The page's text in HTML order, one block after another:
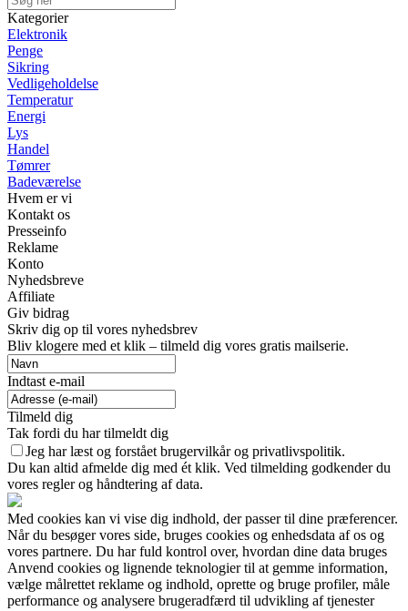
Kategorier
Elektronik
Penge
Sikring
Vedligeholdelse
Temperatur
Energi
Lys
Handel
Tømrer
Badeværelse
Hvem er vi
Kontakt os
Presseinfo
Reklame
Konto
Nyhedsbreve
Affiliate
Giv bidrag
Skriv dig op til vores nyhedsbrev
Bliv klogere med et klik – tilmeld dig vores gratis mailserie.
Indtast e-mail
Tilmeld dig
Tak fordi du har tilmeldt dig
Jeg har læst og forstået brugervilkår og privatlivspolitik.
Du kan altid afmelde dig med ét klik. Ved tilmelding godkender du
vores regler og håndtering af data.
Med cookies kan vi vise dig indhold, der passer til dine præferencer.
Når du besøger vores side, bruges cookies og enhedsdata af os og
vores partnere. Du har fuld kontrol over, hvordan dine data bruges
Anvend cookies og lignende teknologier til at gemme information,
vælge målrettet reklame og indhold, oprette og bruge profiler, måle
performance og analysere brugeradfærd til udvikling af tjenester